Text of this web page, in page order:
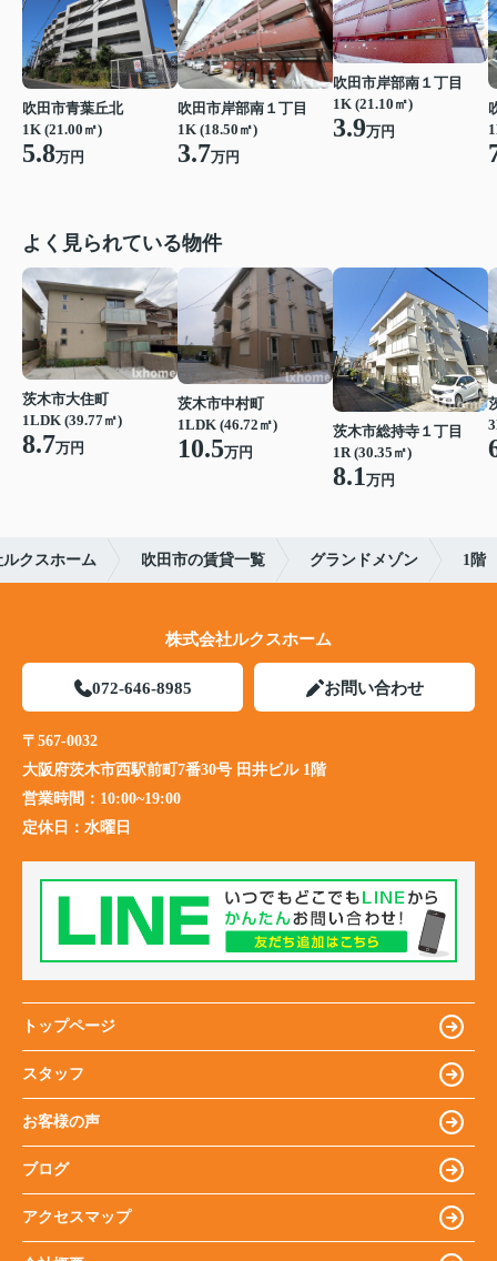
吹田市青葉丘北
1K (21.00㎡)
5.8万円
吹田市岸部南１丁目
1K (18.50㎡)
3.7万円
吹田市岸部南１丁目
1K (21.10㎡)
3.9万円
よく見られている物件
茨木市大住町
1LDK (39.77㎡)
8.7万円
茨木市中村町
1LDK (46.72㎡)
10.5万円
茨木市総持寺１丁目
1R (30.35㎡)
8.1万円
クスホーム 吹田市の賃貸一覧 グランドメゾン 1階
株式会社ルクスホーム
072-646-8985 お問い合わせ
〒567-0032
大阪府茨木市西駅前町7番30号 田井ビル 1階
営業時間： 10:00~19:00
定休日： 水曜日
トップページ
スタッフ
お客様の声
ブログ
アクセスマップ